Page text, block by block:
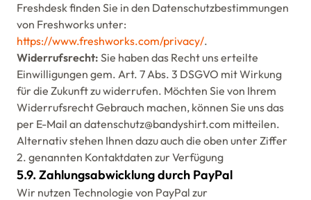
Freshdesk finden Sie in den Datenschutzbestimmungen
von Freshworks unter:
https://www.freshworks.com/privacy/.
Widerrufsrecht: Sie haben das Recht uns erteilte
Einwilligungen gem. Art. 7 Abs. 3 DSGVO mit Wirkung
für die Zukunft zu widerrufen. Möchten Sie von Ihrem
Widerrufsrecht Gebrauch machen, können Sie uns das
per E-Mail an datenschutz@bandyshirt.com mitteilen.
Alternativ stehen Ihnen dazu auch die oben unter Ziffer
2. genannten Kontaktdaten zur Verfügung
5.9. Zahlungsabwicklung durch PayPal
Wir nutzen Technologie von PayPal zur